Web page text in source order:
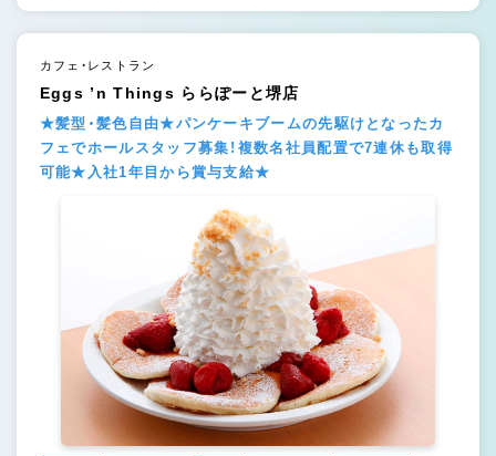
カフェ・レストラン
Eggs ’n Things ららぽーと堺店
★髪型・髪色自由★パンケーキブームの先駆けとなったカ
フェでホールスタッフ募集！複数名社員配置で7連休も取得
可能★入社1年目から賞与支給★